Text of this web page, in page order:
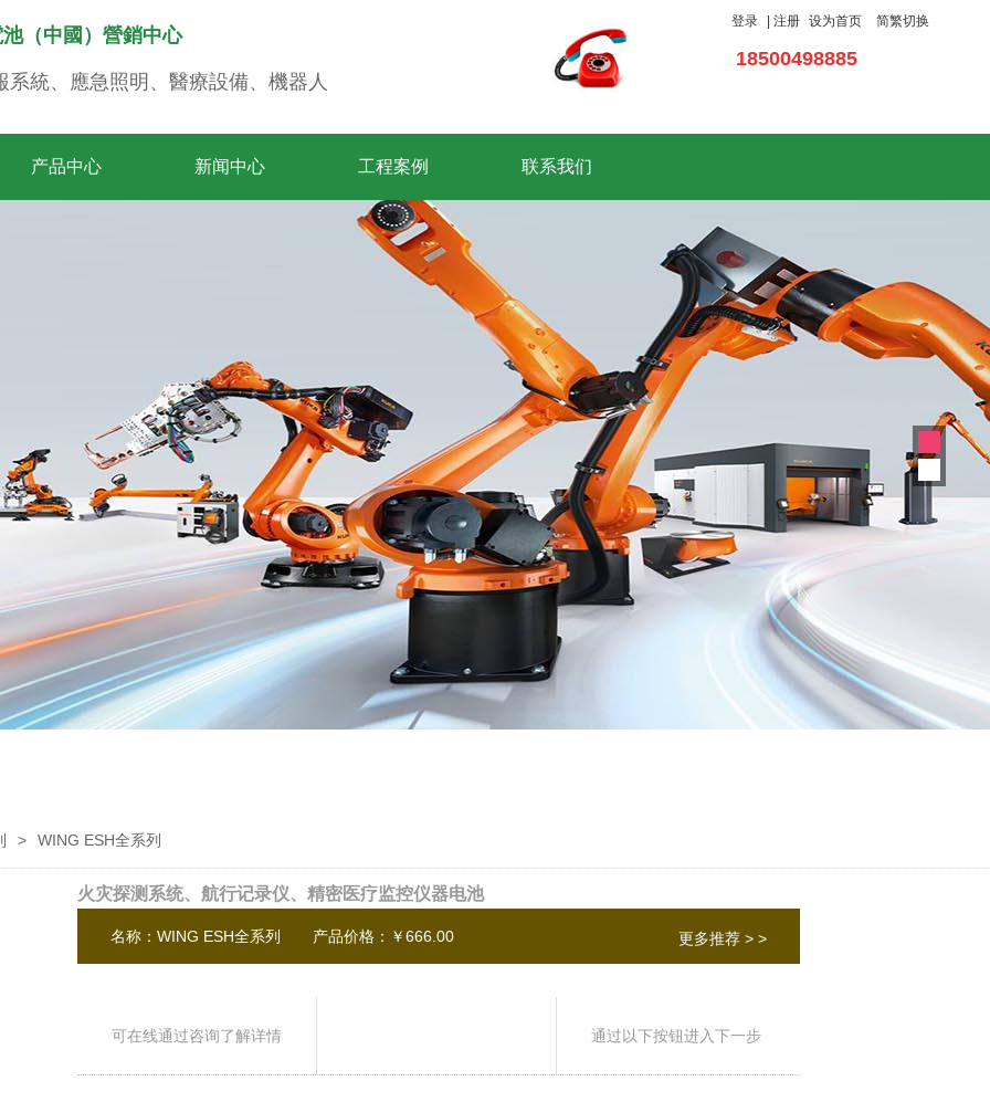
（中國）營銷中心
18500498885
系統、應急照明、醫療設備、機器人
登录 注册 设为首页 简繁切换
产品中心 新闻中心 工程案例 联系我们
> WING ESH全系列
火灾探测系统、航行记录仪、精密医疗监控仪器电池
名称：WING ESH全系列 产品价格：￥666.00 更多推荐 > >
可在线通过咨询了解详情 通过以下按钮进入下一步